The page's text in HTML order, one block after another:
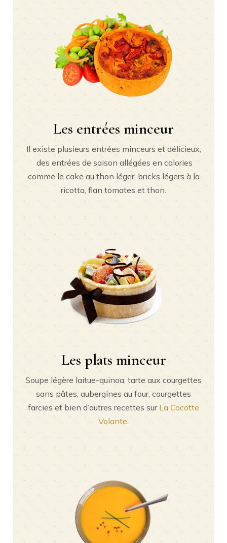
Les entrées minceur
Il existe plusieurs entrées minceurs et délicieux,
des entrées de saison allégées en calories
comme le cake au thon léger, bricks légers à la
ricotta, flan tomates et thon.
Les plats minceur
Soupe légère laitue-quinoa, tarte aux courgettes
sans pâtes, aubergines au four, courgettes
farcies et bien d’autres recettes sur La Cocotte
Volante.